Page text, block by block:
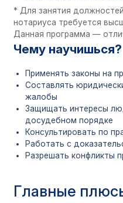
Аккредитация
* Для занятия
нотариуса требуется
Данная программа —
Чему научишься?
Применять законы на
Составлять
жалобы
Защищать интересы
досудебном порядке
Консультировать по
Работать с
Разрешать конфликты
Главные